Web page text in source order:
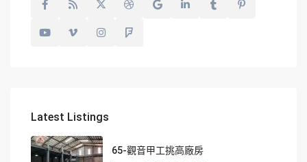
Latest Listings
65-觀音甲工挑高廠房